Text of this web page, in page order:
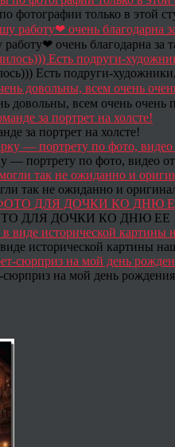
фотографии только в этой
очень благодарна за
Есть подруги-
довольны, всем очень очень
за портрет на холсте!
— портрету по фото, видео
так не ожиданно и
ДЛЯ ДОЧКИ КО ДНЮ ЕЕ
исторической картины
сюрприз на мой день